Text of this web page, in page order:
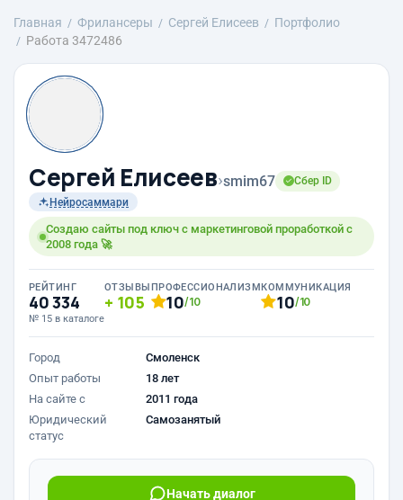
Главная Фрилансеры Сергей Елисеев
Портфолио
Работа 3472486
Сергей Елисеев›smim67
Сбер ID
Нейросаммари
Создаю сайты под ключ с маркетинговой проработкой с
2008 года 🚀
РЕЙТИНГ
40 334
№ 15 в каталоге
ОТЗЫВЫ
105
ПРОФЕССИОНАЛИЗМ
10/10
КОММУНИКАЦИЯ
10/10
Город
Смоленск
Опыт работы
18 лет
На сайте с
2011 года
Юридический
статус
Самозанятый
Начать диалог